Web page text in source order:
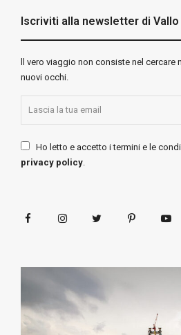
Iscriviti alla newsletter di Vallo
ll vero viaggio non consiste nel cercare
nuovi occhi.
Ho letto e accetto i termini e le
privacy policy